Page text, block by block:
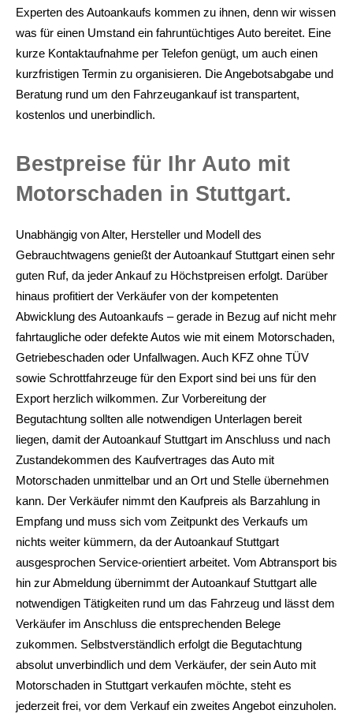
Experten des Autoankaufs kommen zu ihnen, denn wir wissen
was für einen Umstand ein fahruntüchtiges Auto bereitet. Eine
kurze Kontaktaufnahme per Telefon genügt, um auch einen
kurzfristigen Termin zu organisieren. Die Angebotsabgabe und
Beratung rund um den Fahrzeugankauf ist transpartent,
kostenlos und unerbindlich.
Bestpreise für Ihr Auto mit
Motorschaden in Stuttgart.
Unabhängig von Alter, Hersteller und Modell des
Gebrauchtwagens genießt der Autoankauf Stuttgart einen sehr
guten Ruf, da jeder Ankauf zu Höchstpreisen erfolgt. Darüber
hinaus profitiert der Verkäufer von der kompetenten
Abwicklung des Autoankaufs – gerade in Bezug auf nicht mehr
fahrtaugliche oder defekte Autos wie mit einem Motorschaden,
Getriebeschaden oder Unfallwagen. Auch KFZ ohne TÜV
sowie Schrottfahrzeuge für den Export sind bei uns für den
Export herzlich wilkommen. Zur Vorbereitung der
Begutachtung sollten alle notwendigen Unterlagen bereit
liegen, damit der Autoankauf Stuttgart im Anschluss und nach
Zustandekommen des Kaufvertrages das Auto mit
Motorschaden unmittelbar und an Ort und Stelle übernehmen
kann. Der Verkäufer nimmt den Kaufpreis als Barzahlung in
Empfang und muss sich vom Zeitpunkt des Verkaufs um
nichts weiter kümmern, da der Autoankauf Stuttgart
ausgesprochen Service-orientiert arbeitet. Vom Abtransport bis
hin zur Abmeldung übernimmt der Autoankauf Stuttgart alle
notwendigen Tätigkeiten rund um das Fahrzeug und lässt dem
Verkäufer im Anschluss die entsprechenden Belege
zukommen. Selbstverständlich erfolgt die Begutachtung
absolut unverbindlich und dem Verkäufer, der sein Auto mit
Motorschaden in Stuttgart verkaufen möchte, steht es
jederzeit frei, vor dem Verkauf ein zweites Angebot einzuholen.